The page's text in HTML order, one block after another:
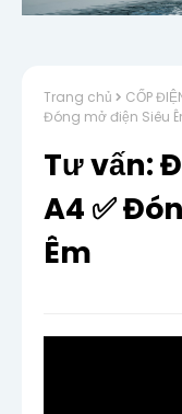
Trang chủ CỐP
Đóng mở điện Siêu
Tư vấn:
A4 ✅
Êm